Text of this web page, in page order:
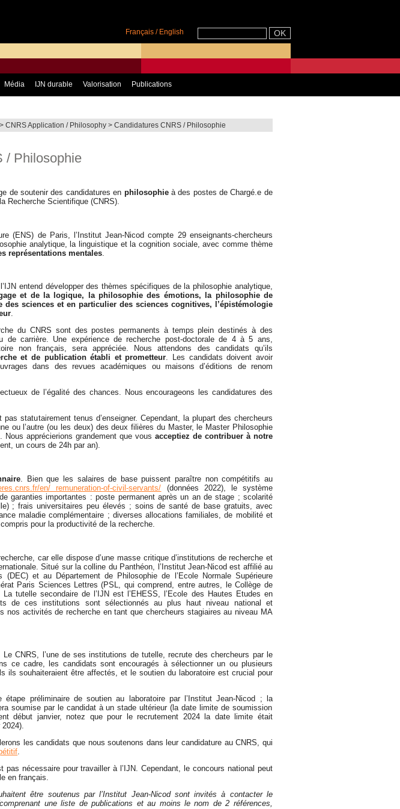
Français / English
Média IJN durable Valorisation Publications
>CNRS Application / Philosophy >Candidatures CNRS / Philosophie
/ Philosophie
de soutenir des candidatures en philosophieà des postes de Chargé.e de
Recherche Scientifique (CNRS).
(ENS) de Paris, l’Institut Jean-Nicod compte 29 enseignants-chercheurs
analytique, la linguistique et la cognition sociale, avec comme thème
représentations mentales
entend développer des thèmes spécifiques de la philosophie analytique,
et de la logique, la philosophie des émotions, la philosophie de
des sciences et en particulier des sciences cognitives, l’épistémologie
.
du CNRS sont des postes permanents à temps plein destinés à des
de carrière. Une expérience de recherche post-doctorale de 4 à 5 ans,
non français, sera appréciée. Nous attendons des candidats qu’ils
et de publication établi et prometteur. Les candidats doivent avoir
dans des revues académiques ou maisons d’éditions de renom
de l’égalité des chances. Nous encourageons les candidatures des
statutairement tenus d’enseigner. Cependant, la plupart des chercheurs
ou l’autre (ou les deux) des deux filières du Master, le Master Philosophie
apprécierions grandement que vous acceptiez de contribuer à notre
un cours de 24h par an).
. Bien que les salaires de base puissent paraître non compétitifs au
en/ remuneration-of-civil-servants/ (données 2022), le système
garanties importantes : poste permanent après un an de stage ; scolarité
; frais universitaires peu élevés ; soins de santé de base gratuits, avec
maladie complémentaire ; diverses allocations familiales, de mobilité et
pour la productivité de la recherche.
car elle dispose d’une masse critique d’institutions de recherche et
Situé sur la colline du Panthéon, l’Institut Jean-Nicod est affilié au
(DEC) et au Département de Philosophie de l’Ecole Normale Supérieure
Paris Sciences Lettres (PSL, qui comprend, entre autres, le Collège de
La tutelle secondaire de l’IJN est l’EHESS, l’Ecole des Hautes Etudes en
de ces institutions sont sélectionnés au plus haut niveau national et
nos activités de recherche en tant que chercheurs stagiaires au niveau MA
Le CNRS, l’une de ses institutions de tutelle, recrute des chercheurs par le
ce cadre, les candidats sont encouragés à sélectionner un ou plusieurs
ils souhaiteraient être affectés, et le soutien du laboratoire est crucial pour
étape préliminaire de soutien au laboratoire par l’Institut Jean-Nicod ; la
soumise par le candidat à un stade ultérieur (la date limite de soumission
début janvier, notez que pour le recrutement 2024 la date limite était
les candidats que nous soutenons dans leur candidature au CNRS, qui
pas nécessaire pour travailler à l’IJN. Cependant, le concours national peut
en français.
être soutenus par l’Institut Jean-Nicod sont invités à contacter le
une liste de publications et au moins le nom de 2 références,